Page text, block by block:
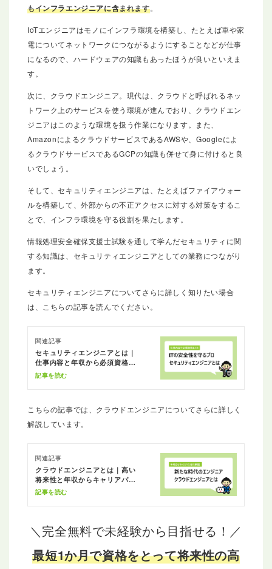
もインフラエンジニアに含まれます。
IoTエンジニアはモノにインフラ環境を構築し、たとえば車や家
電についてネットワークにつながるようにすることなどが仕事
になるので、ハードウェアの知識もあったほうが良いといえま
す。
次に、クラウドエンジニア。現代は、クラウドと呼ばれるネッ
トワーク上のサービスを使う環境が進んでおり、クラウドエン
ジニアはこのような環境を扱う作業になります。また、
AmazonによるクラウドサービスであるAWSや、Googleによ
るクラウドサービスであるGCPの知識も併せて身に付けると良
いでしょう。
そして、セキュリティエンジニアは、たとえばファイアウォー
ルを構築して、外部からの不正アクセスに対する対策をするこ
とで、インフラ環境を守る役割を果たします。
情報処理安全確保支援士試験を通して学んだセキュリティに関
する知識は、セキュリティエンジニアとしての業務につながり
ます。
セキュリティエンジニアについてさらに詳しく知りたい場合
は、こちらの記事を読んでください。
関連記事
セキュリティエンジニアとは｜
仕事内容と年収から必須資格ま
とめ
記事を読む
こちらの記事では、クラウドエンジニアについてさらに詳しく
解説しています。
関連記事
クラウドエンジニアとは｜高い
将来性と年収からキャリアパス
まで解説
記事を読む
＼完全無料で未経験から目指せる！／
最短1か月で資格をとって将来性の高